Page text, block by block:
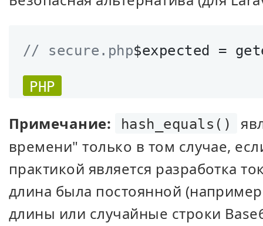
// secure.php$expected =
PHP
Примечание: hash_equals()
времени" только в том случае,
практикой является разработка
длина была постоянной
длины или случайные строки